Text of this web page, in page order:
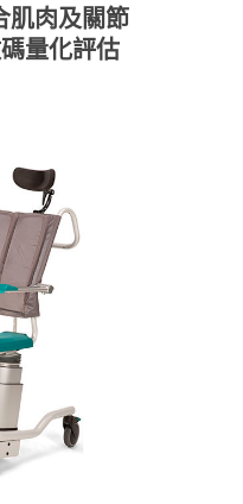
肉及關節
量化評估